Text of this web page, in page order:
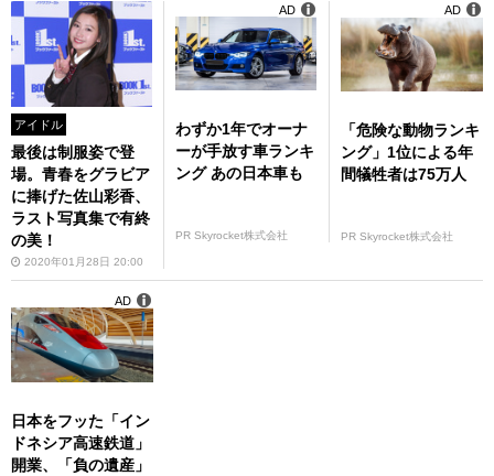
アイドル
最後は制服姿で登
場。青春をグラビア
に捧げた佐山彩香、
ラスト写真集で有終
の美！
2020年01月28日 20:00
わずか1年でオーナ
ーが手放す車ランキ
ング あの日本車も
PR Skyrocket株式会社
AD
「危険な動物ランキ
ング」1位による年
間犠牲者は75万人
PR Skyrocket株式会社
AD
日本をフッた「イン
ドネシア高速鉄道」
開業、「負の遺産」
AD